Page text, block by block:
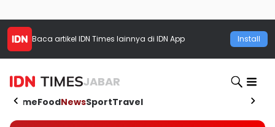
Baca artikel IDN Times lainnya di IDN App Install
JABAR
HomeFoodNewsSportTravel